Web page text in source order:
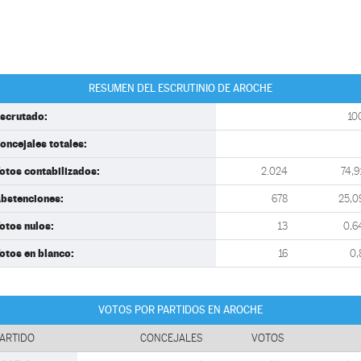
RESUMEN DEL ESCRUTINIO DE AROCHE
totales:
contabilizados: 2.024
678
nulos: 13
en blanco: 16
VOTOS POR PARTIDOS EN AROCHE
CONCEJALES VOTOS